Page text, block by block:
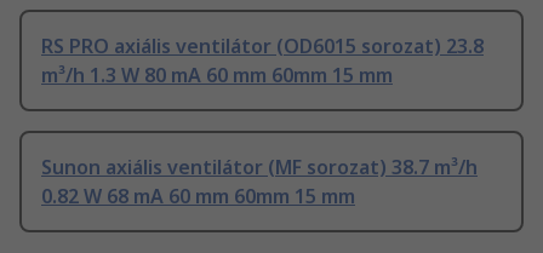
RS PRO axiális ventilátor (OD6015 sorozat) 23.8
m³/h 1.3 W 80 mA 60 mm 60mm 15 mm
Sunon axiális ventilátor (MF sorozat) 38.7 m³/h
0.82 W 68 mA 60 mm 60mm 15 mm